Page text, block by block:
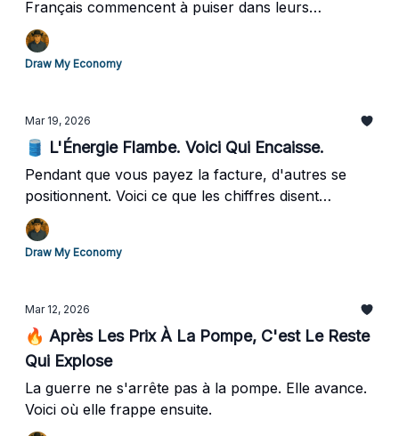
Français commencent à puiser dans leurs
réserves.
Draw My Economy
Mar 19, 2026
🛢️ L'Énergie Flambe. Voici Qui Encaisse.
Pendant que vous payez la facture, d'autres se
positionnent. Voici ce que les chiffres disent
vraiment.
Draw My Economy
Mar 12, 2026
🔥 Après Les Prix À La Pompe, C'est Le Reste
Qui Explose
La guerre ne s'arrête pas à la pompe. Elle avance.
Voici où elle frappe ensuite.